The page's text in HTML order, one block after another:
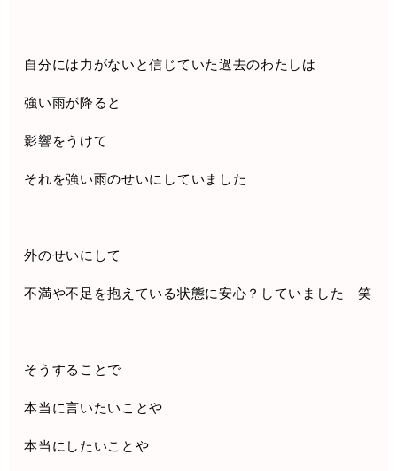
自分には力がないと信じていた過去のわたしは
強い雨が降ると
影響をうけて
それを強い雨のせいにしていました
外のせいにして
不満や不足を抱えている状態に安心？していました 笑
そうすることで
本当に言いたいことや
本当にしたいことや